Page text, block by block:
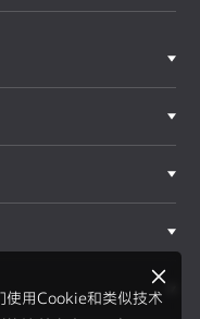
使用Cookie和类似技术